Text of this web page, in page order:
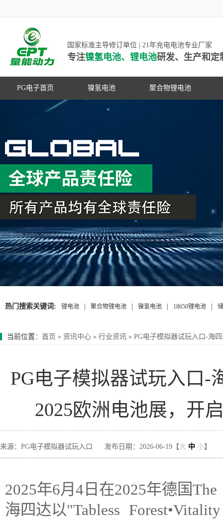
国家标准主导修订单位 | 21年充电电池专业厂家
专注镍氢电池、锂电池研发、生产和定
PG电子首页 镍氢电池 聚合物锂电池
高容量镍氢电池
超低自放电镍氢电池
动力镍氢电池
常规镍氢电池
PG游戏官网是镍氢电池国家标准主导
修订单位，并参与多项锂电池行业国
家标准的制定
热门搜索关键词: 锂电池 聚合物锂电池 镍氢电池 18650锂电池
当前位置 ： 首页 » 资讯中心 » 行业资讯 » PG电子模拟器试玩入口-海
PG电子模拟器试玩入口-
2025欧洲电池展，开
来源：PG电子模拟器试玩入口 发布日期：2026-06-19【大 中 小】
2025年6月4日在2025年德国
海四达以"Tabless